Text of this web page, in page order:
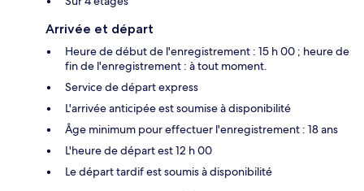
Arrivée et départ
Heure de début de l'enregistrement : 15 h 00 ; heure de
fin de l'enregistrement : à tout moment.
Service de départ express
L'arrivée anticipée est soumise à disponibilité
Âge minimum pour effectuer l'enregistrement : 18 ans
L'heure de départ est 12 h 00
Le départ tardif est soumis à disponibilité